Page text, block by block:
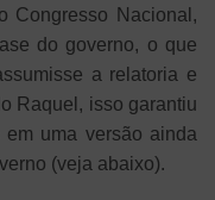
Congresso Nacional,
do governo, o que
a relatoria e
Raquel, isso garantiu
uma versão ainda
(veja abaixo).